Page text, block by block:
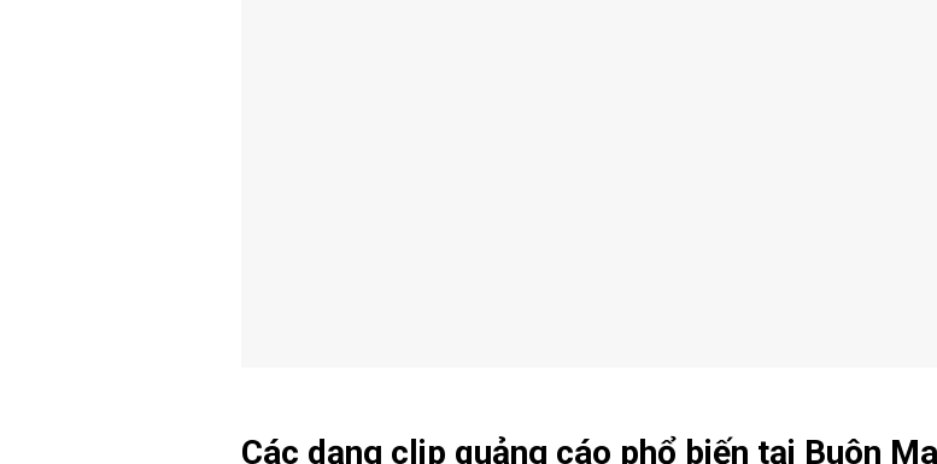
Các dạng clip quảng cáo phổ biến tại Buôn